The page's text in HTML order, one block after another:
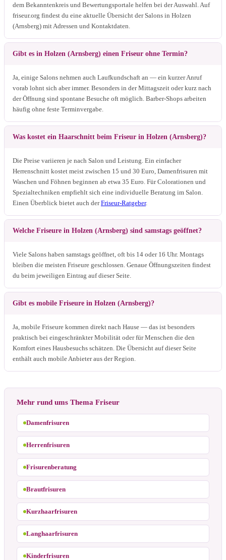
dem Bekanntenkreis und Bewertungsportale helfen bei der Auswahl. Auf
friseur.org findest du eine aktuelle Übersicht der Salons in Holzen
(Arnsberg) mit Adressen und Kontaktdaten.
Gibt es in Holzen (Arnsberg) einen Friseur ohne Termin?
Ja, einige Salons nehmen auch Laufkundschaft an — ein kurzer Anruf
vorab lohnt sich aber immer. Besonders in der Mittagszeit oder kurz nach
der Öffnung sind spontane Besuche oft möglich. Barber-Shops arbeiten
häufig ohne feste Terminvergabe.
Was kostet ein Haarschnitt beim Friseur in Holzen (Arnsberg)?
Die Preise variieren je nach Salon und Leistung. Ein einfacher
Herrenschnitt kostet meist zwischen 15 und 30 Euro, Damenfrisuren mit
Waschen und Föhnen beginnen ab etwa 35 Euro. Für Colorationen und
Spezialtechniken empfiehlt sich eine individuelle Beratung im Salon.
Einen Überblick bietet auch derFriseur-Ratgeber.
Welche Friseure in Holzen (Arnsberg) sind samstags geöffnet?
Viele Salons haben samstags geöffnet, oft bis 14 oder 16 Uhr. Montags
bleiben die meisten Friseure geschlossen. Genaue Öffnungszeiten findest
du beim jeweiligen Eintrag auf dieser Seite.
Gibt es mobile Friseure in Holzen (Arnsberg)?
Ja, mobile Friseure kommen direkt nach Hause — das ist besonders
praktisch bei eingeschränkter Mobilität oder für Menschen die den
Komfort eines Hausbesuchs schätzen. Die Übersicht auf dieser Seite
enthält auch mobile Anbieter aus der Region.
Mehr rund ums Thema Friseur
Damenfrisuren
Herrenfrisuren
Frisurenberatung
Brautfrisuren
Kurzhaarfrisuren
Langhaarfrisuren
Kinderfrisuren